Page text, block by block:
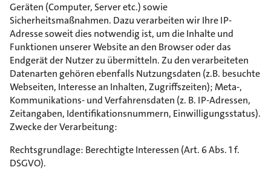
Geräten (Computer, Server etc.) sowie
Sicherheitsmaßnahmen. Dazu verarbeiten wir Ihre IP-
Adresse soweit dies notwendig ist, um die Inhalte und
Funktionen unserer Website an den Browser oder das
Endgerät der Nutzer zu übermitteln. Zu den verarbeiteten
Datenarten gehören ebenfalls Nutzungsdaten (z.B. besuchte
Webseiten, Interesse an Inhalten, Zugriffszeiten); Meta-,
Kommunikations- und Verfahrensdaten (z. B. IP-Adressen,
Zeitangaben, Identifikationsnummern, Einwilligungsstatus).
Zwecke der Verarbeitung:
Rechtsgrundlage: Berechtigte Interessen (Art. 6 Abs. 1 f.
DSGVO).